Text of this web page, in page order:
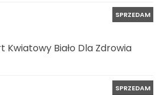
SPRZEDAM
Kwiatowy Biało Dla Zdrowia
SPRZEDAM